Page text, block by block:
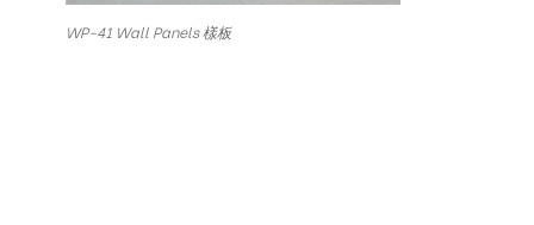
WP-41 Wall Panels 樣板